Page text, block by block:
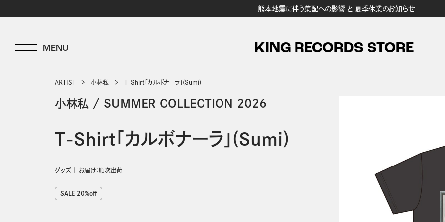
熊本地震に伴う集配への影響 と 夏季休業のお知らせ
KING RECORDS STORE
ARTIST 小林私 T-Shirt「カルボナーラ」(Sumi)
小林私 / SUMMER COLLECTION 2026
T-Shirt「カルボナーラ」(Sumi)
グッズ お届け：順次出荷
SALE 20%off